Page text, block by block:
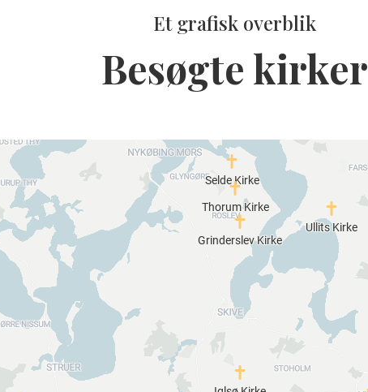
Et grafisk overblik
Besøgte kirker